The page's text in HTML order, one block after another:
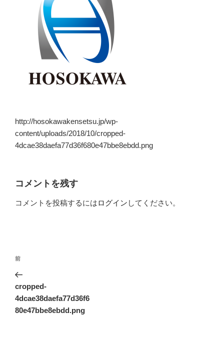
http://hosokawakensetsu.jp/wp-
content/uploads/2018/10/cropped-
4dcae38daefa77d36f680e47bbe8ebdd.png
コメントを残す
コメントを投稿するにはログイン してください。
投
ナ
ビ
ゲ
前
の
投
稿
前
cropped-
4dcae38daefa77d36f6
80e47bbe8ebdd.png